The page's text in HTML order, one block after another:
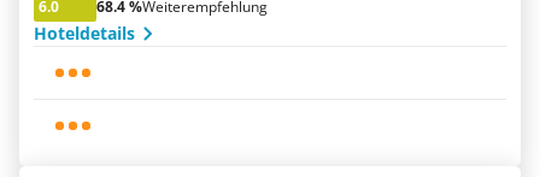
6.0
68.4 %Weiterempfehlung
Hoteldetails